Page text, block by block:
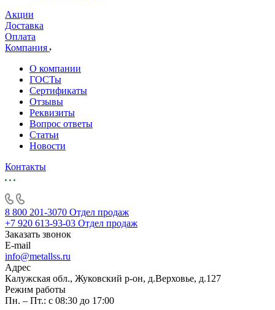
Акции
Доставка
Оплата
Компания
О компании
ГОСТы
Сертификаты
Отзывы
Реквизиты
Вопрос ответы
Статьи
Новости
Контакты
8 800 201-3070 Отдел продаж
+7 920 613-93-03 Отдел продаж
Заказать звонок
E-mail
info@metallss.ru
Адрес
Калужская обл., Жуковский р-он, д.Верховье, д.127
Режим работы
Пн. – Пт.: с 08:30 до 17:00